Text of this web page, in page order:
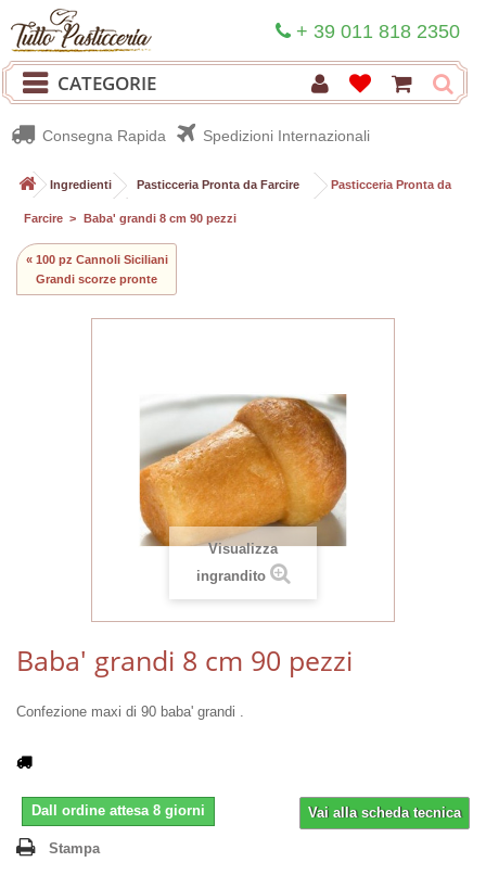
+ 39 011 818 2350
CATEGORIE
Consegna Rapida Spedizioni Internazionali
> Ingredienti >Pasticceria Pronta da Farcire > Pasticceria Pronta da
Farcire > Baba' grandi 8 cm 90 pezzi
« 100 pz Cannoli Siciliani
Grandi scorze pronte
Visualizza
ingrandito
Baba' grandi 8 cm 90 pezzi
Confezione maxi di 90 baba' grandi .
Vai alla scheda tecnica
Dall ordine attesa 8 giorni
Stampa